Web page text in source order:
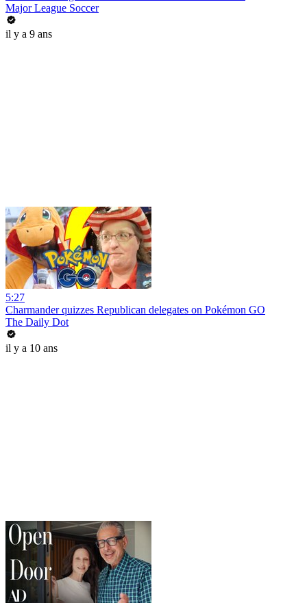
Major League Soccer
il y a 9 ans
5:27
Charmander quizzes Republican delegates on Pokémon GO
The Daily Dot
il y a 10 ans